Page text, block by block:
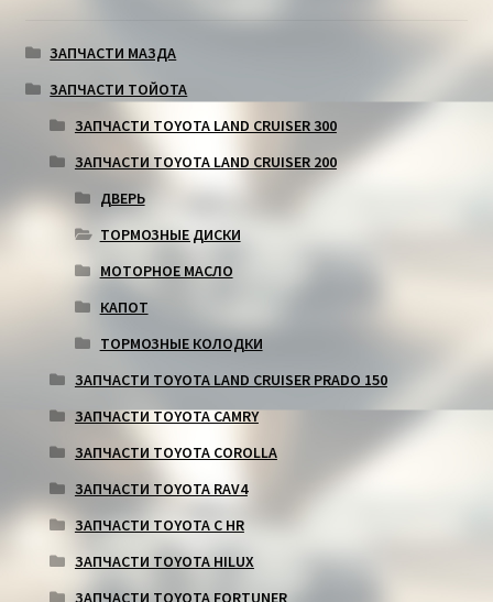
ЗАПЧАСТИ МАЗДА
ЗАПЧАСТИ ТОЙОТА
ЗАПЧАСТИ TOYOTA LAND CRUISER 300
ЗАПЧАСТИ TOYOTA LAND CRUISER 200
ДВЕРЬ
ТОРМОЗНЫЕ ДИСКИ
МОТОРНОЕ МАСЛО
КАПОТ
ТОРМОЗНЫЕ КОЛОДКИ
ЗАПЧАСТИ TOYOTA LAND CRUISER PRADO 150
ЗАПЧАСТИ TOYOTA CAMRY
ЗАПЧАСТИ TOYOTA COROLLA
ЗАПЧАСТИ TOYOTA RAV4
ЗАПЧАСТИ TOYOTA C HR
ЗАПЧАСТИ TOYOTA HILUX
ЗАПЧАСТИ TOYOTA FORTUNER